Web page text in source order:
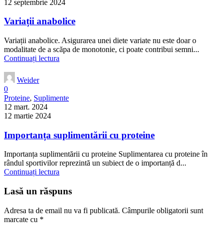
12 septembrie 2024
Variații anabolice
Variații anabolice. Asigurarea unei diete variate nu este doar o
modalitate de a scăpa de monotonie, ci poate contribui semni...
Continuați lectura
Weider
0
Proteine, Suplimente
12 mart. 2024
12 martie 2024
Importanța suplimentării cu proteine
Importanța suplimentării cu proteine Suplimentarea cu proteine în
rândul sportivilor reprezintă un subiect de o importanță d...
Continuați lectura
Lasă un răspuns
Adresa ta de email nu va fi publicată. Câmpurile obligatorii sunt
marcate cu *